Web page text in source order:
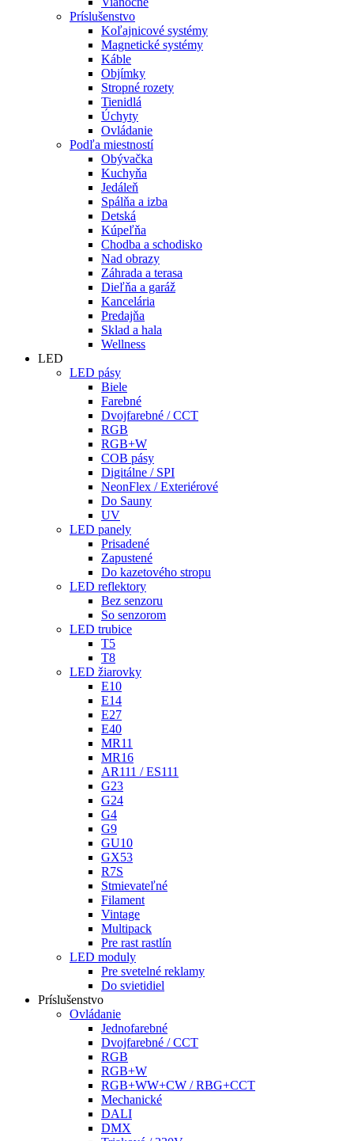
Príslušenstvo
Koľajnicové systémy
Magnetické systémy
Káble
Objímky
Stropné rozety
Tienidlá
Úchyty
Ovládanie
Podľa miestností
Obývačka
Kuchyňa
Jedáleň
Spálňa a izba
Detská
Kúpeľňa
Chodba a schodisko
Nad obrazy
Záhrada a terasa
Dieľňa a garáž
Kancelária
Predajňa
Sklad a hala
Wellness
LED
LED pásy
Biele
Farebné
Dvojfarebné / CCT
RGB
RGB+W
COB pásy
Digitálne / SPI
NeonFlex / Exteriérové
Do Sauny
UV
LED panely
Prisadené
Zapustené
Do kazetového stropu
LED reflektory
Bez senzoru
So senzorom
LED trubice
T5
T8
LED žiarovky
E10
E14
E27
E40
MR11
MR16
AR111 / ES111
G23
G24
G4
G9
GU10
GX53
R7S
Stmievateľné
Filament
Vintage
Multipack
Pre rast rastlín
LED moduly
Pre svetelné reklamy
Do svietidiel
Príslušenstvo
Ovládanie
Jednofarebné
Dvojfarebné / CCT
RGB
RGB+W
RGB+WW+CW / RBG+CCT
Mechanické
DALI
DMX